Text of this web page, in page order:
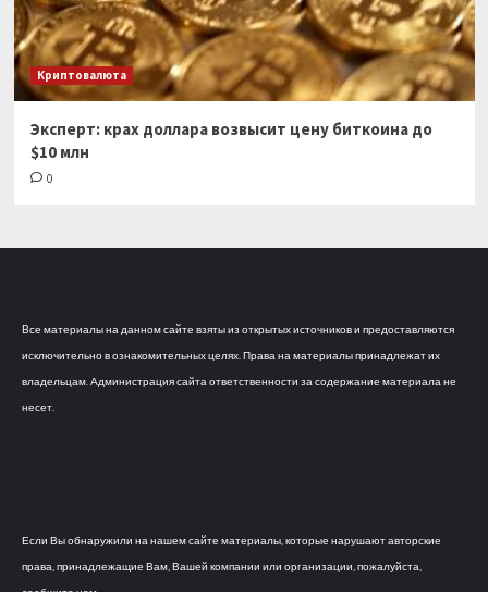
Криптовалюта
Эксперт: крах доллара возвысит цену биткоина до
$10 млн
0
Все материалы на данном сайте взяты из открытых источников и предоставляются
исключительно в ознакомительных целях. Права на материалы принадлежат их
владельцам. Администрация сайта ответственности за содержание материала не
несет.
Если Вы обнаружили на нашем сайте материалы, которые нарушают авторские
права, принадлежащие Вам, Вашей компании или организации, пожалуйста,